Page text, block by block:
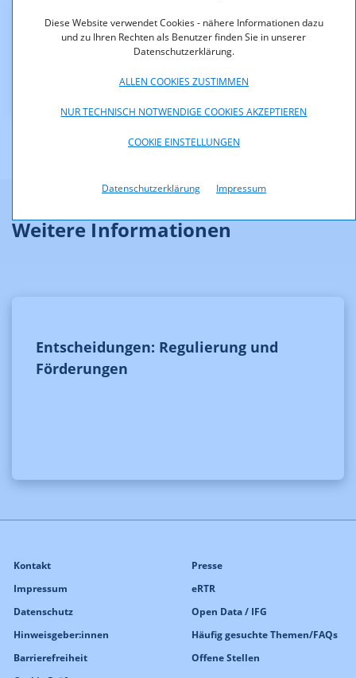
Diese Website verwendet Cookies - nähere Informationen dazu
und zu Ihren Rechten als Benutzer finden Sie in unserer
Datenschutzerklärung.
ALLEN COOKIES ZUSTIMMEN
NUR TECHNISCH NOTWENDIGE COOKIES AKZEPTIEREN
COOKIE EINSTELLUNGEN
Datenschutzerklärung Impressum
Downloads
Weitere Informationen
Entscheidungen: Regulierung und
Förderungen
Kontakt
Impressum
Datenschutz
Hinweisgeber:innen
Barrierefreiheit
Presse
eRTR
Open Data / IFG
Häufig gesuchte Themen/FAQs
Offene Stellen